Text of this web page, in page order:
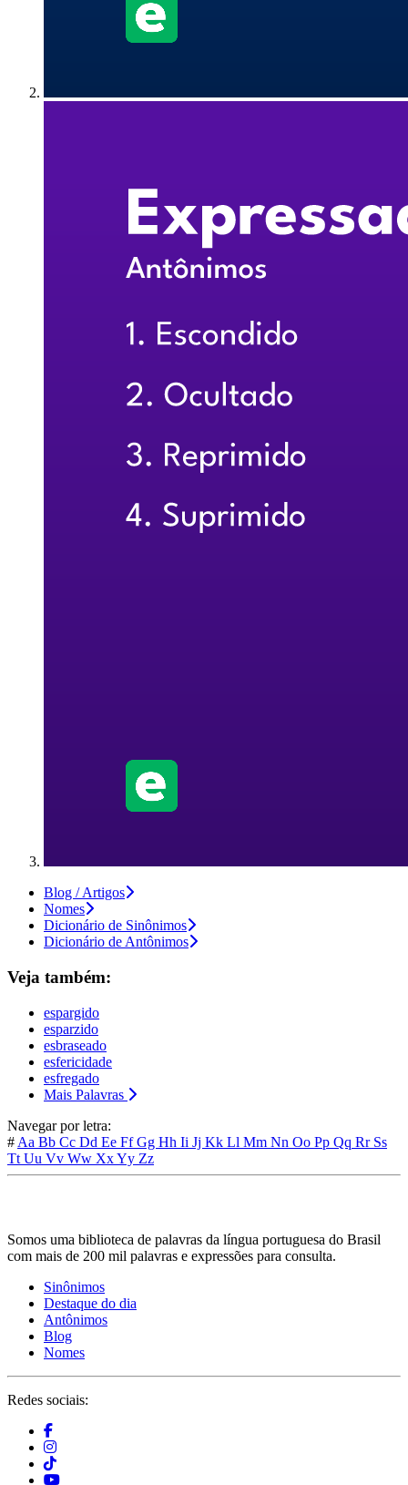
Blog / Artigos
Nomes
Dicionário de Sinônimos
Dicionário de Antônimos
Veja também:
espargido
esparzido
esbraseado
esfericidade
esfregado
Mais Palavras
Navegar por letra:
# Aa Bb Cc Dd Ee FfGg Hh Ii Jj Kk Ll Mm Nn Oo Pp Qq Rr Ss
Tt Uu Vv Ww XxYy Zz
Somos uma biblioteca de palavras da língua portuguesa do Brasil
com mais de 200 mil palavras e expressões para consulta.
Sinônimos
Destaque do dia
Antônimos
Blog
Nomes
Redes sociais: